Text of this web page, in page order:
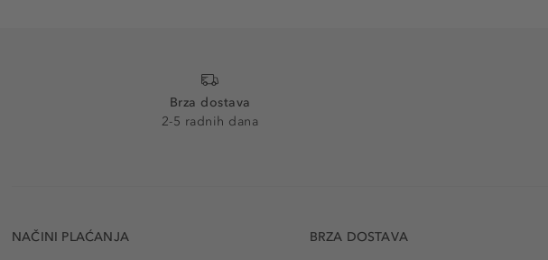
Brza dostava
2-5 radnih dana
NAČINI PLAĆANJA BRZA DOSTAVA